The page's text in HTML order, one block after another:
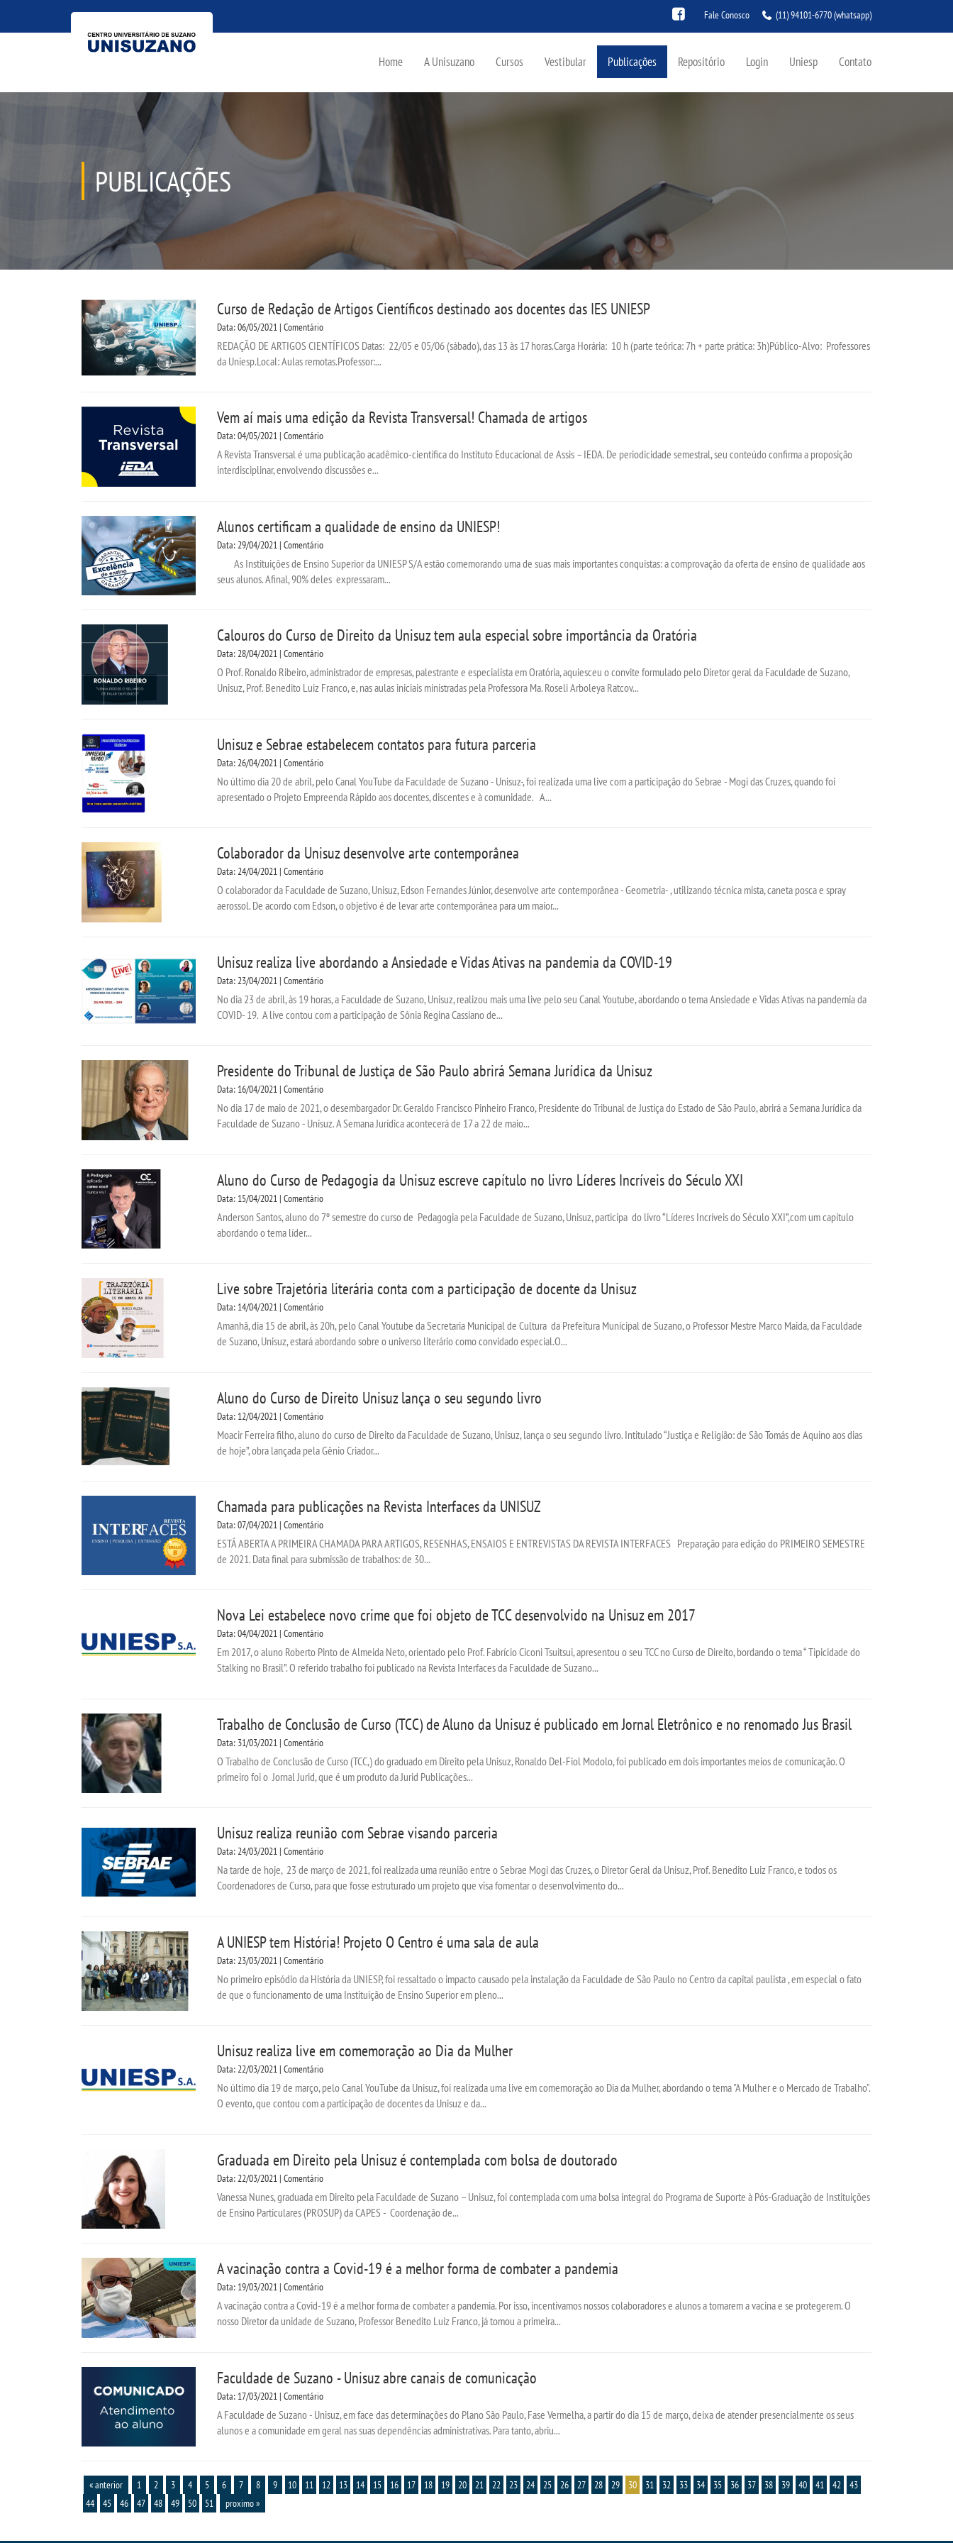
Fale Conosco (11) 94101-6770(whatsapp)
Home A Unisuzano Cursos Vestibular Publicações Repositório Login Uniesp Contato
PUBLICAÇÕES
Curso de Redação de Artigos Científicos destinado aos docentes das IES UNIESP
Data: 06/05/2021 | Comentário
REDAÇÃO DE ARTIGOS CIENTÍFICOS Datas: 22/05 e 05/06 (sábado), das 13 às 17 horas.Carga Horária: 10 h (parte teórica: 7h + parte prática: 3h)Público-Alvo: Professores
da Uniesp.Local: Aulas remotas.Professor:...
Vem aí mais uma edição da Revista Transversal! Chamada de artigos
Data: 04/05/2021 | Comentário
A Revista Transversal é uma publicação acadêmico-científica do Instituto Educacional de Assis – IEDA. De periodicidade semestral, seu conteúdo confirma a proposição
interdisciplinar, envolvendo discussões e...
Alunos certificam a qualidade de ensino da UNIESP!
Data: 29/04/2021 | Comentário
As Instituições de Ensino Superior da UNIESP S/A estão comemorando uma de suas mais importantes conquistas: a comprovação da oferta de ensino de qualidade aos
seus alunos. Afinal, 90% deles expressaram...
Calouros do Curso de Direito da Unisuz tem aula especial sobre importância da Oratória
Data: 28/04/2021 | Comentário
O Prof. Ronaldo Ribeiro, administrador de empresas, palestrante e especialista em Oratória, aquiesceu o convite formulado pelo Diretor geral da Faculdade de Suzano,
Unisuz, Prof. Benedito Luiz Franco, e, nas aulas iniciais ministradas pela Professora Ma. Roseli Arboleya Ratcov...
Unisuz e Sebrae estabelecem contatos para futura parceria
Data: 26/04/2021 | Comentário
No último dia 20 de abril, pelo Canal YouTube da Faculdade de Suzano - Unisuz-, foi realizada uma live com a participação do Sebrae - Mogi das Cruzes, quando foi
apresentado o Projeto Empreenda Rápido aos docentes, discentes e à comunidade. A...
Colaborador da Unisuz desenvolve arte contemporânea
Data: 24/04/2021 | Comentário
O colaborador da Faculdade de Suzano, Unisuz, Edson Fernandes Júnior, desenvolve arte contemporânea - Geometria- , utilizando técnica mista, caneta posca e spray
aerossol. De acordo com Edson, o objetivo é de levar arte contemporânea para um maior...
Unisuz realiza live abordando a Ansiedade e Vidas Ativas na pandemia da COVID-19
Data: 23/04/2021 | Comentário
No dia 23 de abril, às 19 horas, a Faculdade de Suzano, Unisuz, realizou mais uma live pelo seu Canal Youtube, abordando o tema Ansiedade e Vidas Ativas na pandemia da
COVID- 19. A live contou com a participação de Sônia Regina Cassiano de...
Presidente do Tribunal de Justiça de São Paulo abrirá Semana Jurídica da Unisuz
Data: 16/04/2021 | Comentário
No dia 17 de maio de 2021, o desembargador Dr. Geraldo Francisco Pinheiro Franco, Presidente do Tribunal de Justiça do Estado de São Paulo, abrirá a Semana Jurídica da
Faculdade de Suzano - Unisuz. A Semana Jurídica acontecerá de 17 a 22 de maio...
Aluno do Curso de Pedagogia da Unisuz escreve capítulo no livro Líderes Incríveis do Século XXI
Data: 15/04/2021 | Comentário
Anderson Santos, aluno do 7º semestre do curso de Pedagogia pela Faculdade de Suzano, Unisuz, participa do livro “Líderes Incríveis do Século XXI”,com um capítulo
abordando o tema líder...
Live sobre Trajetória literária conta com a participação de docente da Unisuz
Data: 14/04/2021 | Comentário
Amanhã, dia 15 de abril, às 20h, pelo Canal Youtube da Secretaria Municipal de Cultura da Prefeitura Municipal de Suzano, o Professor Mestre Marco Maida, da Faculdade
de Suzano, Unisuz, estará abordando sobre o universo literário como convidado especial.O...
Aluno do Curso de Direito Unisuz lança o seu segundo livro
Data: 12/04/2021 | Comentário
Moacir Ferreira filho, aluno do curso de Direito da Faculdade de Suzano, Unisuz, lança o seu segundo livro. Intitulado “Justiça e Religião: de São Tomás de Aquino aos dias
de hoje”, obra lançada pela Gênio Criador...
Chamada para publicações na Revista Interfaces da UNISUZ
Data: 07/04/2021 | Comentário
ESTÁ ABERTA A PRIMEIRA CHAMADA PARA ARTIGOS, RESENHAS, ENSAIOS E ENTREVISTAS DA REVISTA INTERFACES Preparação para edição do PRIMEIRO SEMESTRE
de 2021. Data final para submissão de trabalhos: de 30...
Nova Lei estabelece novo crime que foi objeto de TCC desenvolvido na Unisuz em 2017
Data: 04/04/2021 | Comentário
Em 2017, o aluno Roberto Pinto de Almeida Neto, orientado pelo Prof. Fabrício Ciconi Tsuitsui, apresentou o seu TCC no Curso de Direito, bordando o tema “ Tipicidade do
Stalking no Brasil”. O referido trabalho foi publicado na Revista Interfaces da Faculdade de Suzano...
Trabalho de Conclusão de Curso (TCC) de Aluno da Unisuz é publicado em Jornal Eletrônico e no renomado Jus Brasil
Data: 31/03/2021 | Comentário
O Trabalho de Conclusão de Curso (TCC,) do graduado em Direito pela Unisuz, Ronaldo Del-Fiol Modolo, foi publicado em dois importantes meios de comunicação. O
primeiro foi o Jornal Jurid, que é um produto da Jurid Publicações...
Unisuz realiza reunião com Sebrae visando parceria
Data: 24/03/2021 | Comentário
Na tarde de hoje, 23 de março de 2021, foi realizada uma reunião entre o Sebrae Mogi das Cruzes, o Diretor Geral da Unisuz, Prof. Benedito Luiz Franco, e todos os
Coordenadores de Curso, para que fosse estruturado um projeto que visa fomentar o desenvolvimento do...
A UNIESP tem História! Projeto O Centro é uma sala de aula
Data: 23/03/2021 | Comentário
No primeiro episódio da História da UNIESP, foi ressaltado o impacto causado pela instalação da Faculdade de São Paulo no Centro da capital paulista , em especial o fato
de que o funcionamento de uma Instituição de Ensino Superior em pleno...
Unisuz realiza live em comemoração ao Dia da Mulher
Data: 22/03/2021 | Comentário
No último dia 19 de março, pelo Canal YouTube da Unisuz, foi realizada uma live em comemoração ao Dia da Mulher, abordando o tema "A Mulher e o Mercado de Trabalho".
O evento, que contou com a participação de docentes da Unisuz e da...
Graduada em Direito pela Unisuz é contemplada com bolsa de doutorado
Data: 22/03/2021 | Comentário
Vanessa Nunes, graduada em Direito pela Faculdade de Suzano – Unisuz, foi contemplada com uma bolsa integral do Programa de Suporte à Pós-Graduação de Instituições
de Ensino Particulares (PROSUP) da CAPES - Coordenação de...
A vacinação contra a Covid-19 é a melhor forma de combater a pandemia
Data: 19/03/2021 | Comentário
A vacinação contra a Covid-19 é a melhor forma de combater a pandemia. Por isso, incentivamos nossos colaboradores e alunos a tomarem a vacina e se protegerem. O
nosso Diretor da unidade de Suzano, Professor Benedito Luiz Franco, já tomou a primeira...
Faculdade de Suzano - Unisuz abre canais de comunicação
Data: 17/03/2021 | Comentário
A Faculdade de Suzano - Unisuz, em face das determinações do Plano São Paulo, Fase Vermelha, a partir do dia 15 de março, deixa de atender presencialmente os seus
alunos e a comunidade em geral nas suas dependências administrativas. Para tanto, abriu...
« anterior 1 2 3 4 5 6 7 8 9 10 11 12 13 14 15 16 17 18 19 20 21 22 23 24 25 26 27 28 29 30 31 32 33 34 35 36 37 38 39 40 41 42
43
44
45 46 47 48 49 50 51 proximo »